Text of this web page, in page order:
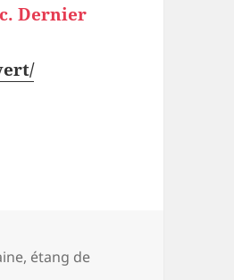
Dernier
, étang de